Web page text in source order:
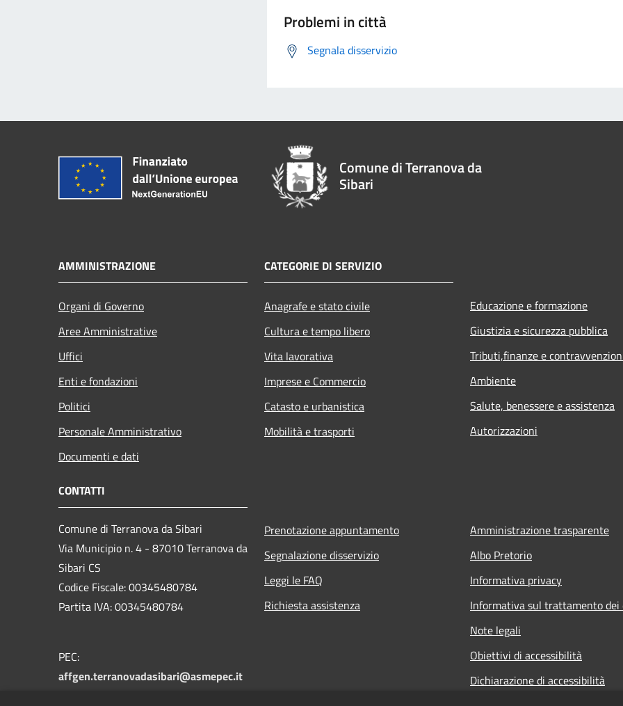
Problemi in città
Segnala disservizio
Comune di Terranova da
Sibari
AMMINISTRAZIONE
Organi di Governo
Aree Amministrative
Uffici
Enti e fondazioni
Politici
Personale Amministrativo
Documenti e dati
CATEGORIE DI SERVIZIO
Anagrafe e stato civile
Cultura e tempo libero
Vita lavorativa
Imprese e Commercio
Catasto e urbanistica
Mobilità e trasporti
Educazione e formazione
Giustizia e sicurezza pubblica
Tributi,finanze e
Ambiente
Salute, benessere e assistenza
Autorizzazioni
CONTATTI
Comune di Terranova da Sibari
Via Municipio n. 4 - 87010 Terranova da
Sibari CS
Codice Fiscale: 00345480784
Partita IVA: 00345480784
PEC:
affgen.terranovadasibari@asmepec.it
Prenotazione appuntamento
Segnalazione disservizio
Leggi le FAQ
Richiesta assistenza
Amministrazione trasparente
Albo Pretorio
Informativa privacy
Informativa sul trattamento dei
Note legali
Obiettivi di accessibilità
Dichiarazione di accessibilità